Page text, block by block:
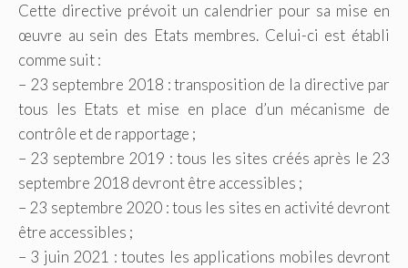
Cette directive prévoit un calendrier pour sa mise en
œuvre au sein des Etats membres. Celui-ci est établi
comme suit :
– 23 septembre 2018 : transposition de la directive par
tous les Etats et mise en place d’un mécanisme de
contrôle et de rapportage ;
– 23 septembre 2019 : tous les sites créés après le 23
septembre 2018 devront être accessibles ;
– 23 septembre 2020 : tous les sites en activité devront
être accessibles ;
– 3 juin 2021 : toutes les applications mobiles devront